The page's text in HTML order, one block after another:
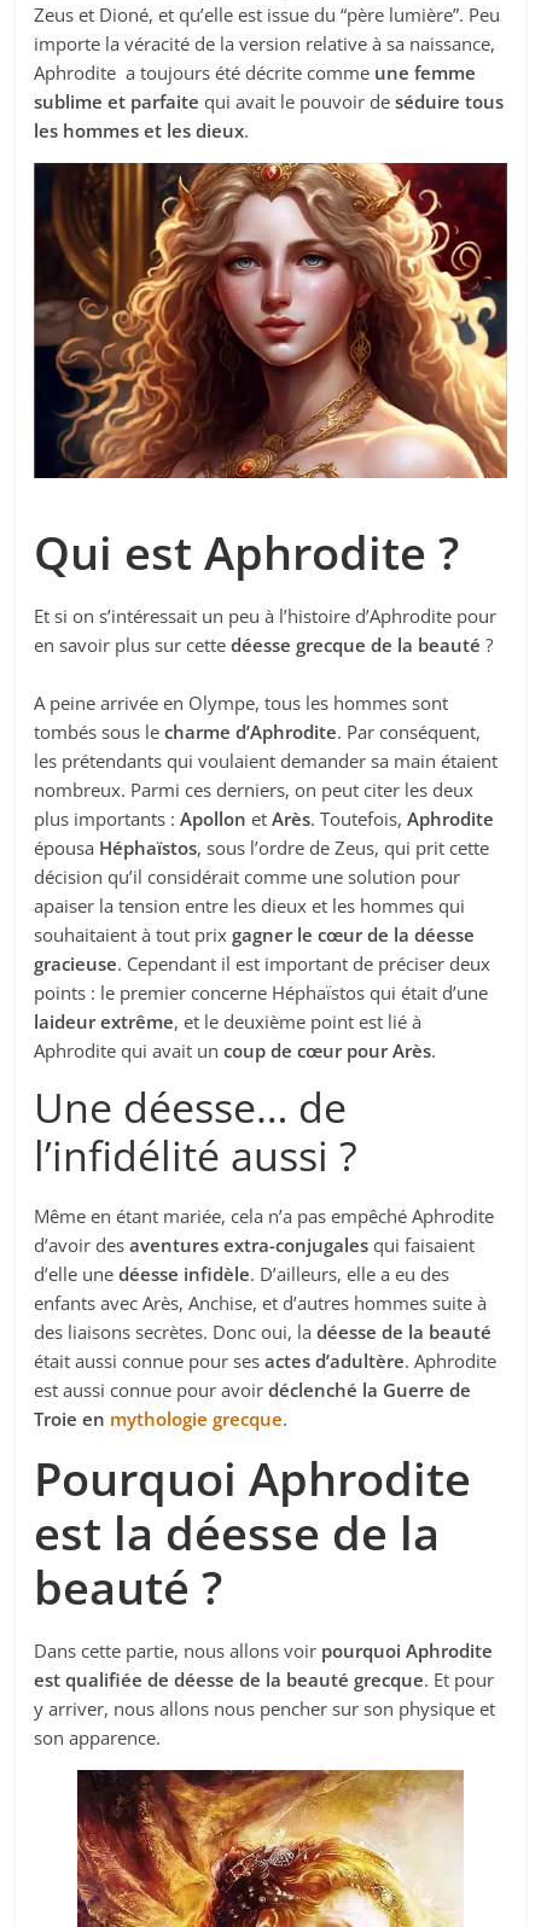
Zeus et Dioné, et qu’elle est issue du “père lumière”. Peu
importe la véracité de la version relative à sa naissance,
Aphrodite a toujours été décrite comme une femme
sublime et parfaite qui avait le pouvoir deséduire tous
les hommes et les dieux.
Qui est Aphrodite ?
Et si on s’intéressait un peu à l’histoire d’Aphrodite pour
en savoir plus sur cettedéesse grecque de la beauté ?
A peine arrivée en Olympe, tous les hommes sont
tombés sous lecharme d’Aphrodite. Par conséquent,
les prétendants qui voulaient demander sa main étaient
nombreux. Parmi ces derniers, on peut citer les deux
plus importants :Apollon etArès. Toutefois,Aphrodite
épousa Héphaïstos, sous l’ordre de Zeus, qui prit cette
décision qu’il considérait comme une solution pour
apaiser la tension entre les dieux et les hommes qui
souhaitaient à tout prixgagner le cœur de la déesse
gracieuse. Cependant il est important de préciser deux
points : le premier concerne Héphaïstos qui était d’une
laideur extrême, et le deuxième point est lié à
Aphrodite qui avait uncoup de cœur pour Arès.
Une déesse… de
l’infidélité aussi ?
Même en étant mariée, cela n’a pas empêché Aphrodite
d’avoir desaventures extra-conjugales qui faisaient
d’elle unedéesse infidèle. D’ailleurs, elle a eu des
enfants avec Arès, Anchise, et d’autres hommes suite à
des liaisons secrètes. Donc oui, ladéesse de la beauté
était aussi connue pour sesactes d’adultère. Aphrodite
est aussi connue pour avoirdéclenché la Guerre de
Troie en mythologie grecque.
Pourquoi Aphrodite
est la déesse de la
beauté ?
Dans cette partie, nous allons voir pourquoi Aphrodite
est qualifiée de déesse de la beauté grecque. Et pour
y arriver, nous allons nous pencher sur son physique et
son apparence.